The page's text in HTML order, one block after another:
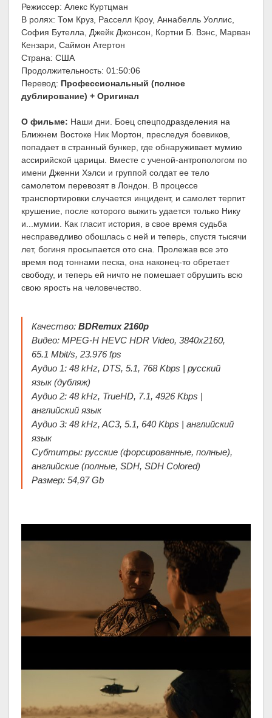
Режиссер: Алекс Куртцман
В ролях: Том Круз, Расселл Кроу, Аннабелль Уоллис,
София Бутелла, Джейк Джонсон, Кортни Б. Вэнс, Марван
Кензари, Саймон Атертон
Страна: США
Продолжительность: 01:50:06
Перевод: Профессиональный (полное
дублирование) + Оригинал
О фильме: Наши дни. Боец спецподразделения на
Ближнем Востоке Ник Мортон, преследуя боевиков,
попадает в странный бункер, где обнаруживает мумию
ассирийской царицы. Вместе с ученой-антропологом по
имени Дженни Хэлси и группой солдат ее тело
самолетом перевозят в Лондон. В процессе
транспортировки случается инцидент, и самолет терпит
крушение, после которого выжить удается только Нику
и...мумии. Как гласит история, в свое время судьба
несправедливо обошлась с ней и теперь, спустя тысячи
лет, богиня просыпается ото сна. Пролежав все это
время под тоннами песка, она наконец-то обретает
свободу, и теперь ей ничто не помешает обрушить всю
свою ярость на человечество.
Качество:BDRemux 2160p
Видео: MPEG-H HEVC HDR Video, 3840x2160,
65.1 Mbit/s, 23.976 fps
Аудио 1: 48 kHz, DTS, 5.1, 768 Kbps | русский
язык (дубляж)
Аудио 2: 48 kHz, TrueHD, 7.1, 4926 Kbps |
английский язык
Аудио 3: 48 kHz, AC3, 5.1, 640 Kbps | английский
язык
Субтитры: русские (форсированные, полные),
английские (полные, SDH, SDH Colored)
Размер: 54,97 Gb